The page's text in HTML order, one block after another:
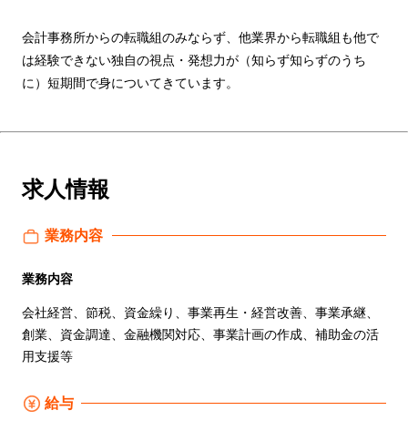
会計事務所からの転職組のみならず、他業界から転職組も他で
は経験できない独⾃の視点・発想⼒が（知らず知らずのうち
に）短期間で⾝についてきています。
求人情報
業務内容
業務内容
会社経営、節税、資金繰り、事業再生・経営改善、事業承継、
創業、資金調達、金融機関対応、事業計画の作成、補助金の活
用支援等
給与